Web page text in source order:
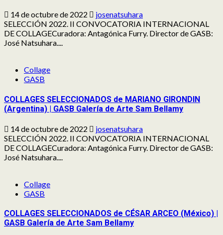
14 de octubre de 2022
josenatsuhara
SELECCIÓN 2022. II CONVOCATORIA INTERNACIONAL
DE COLLAGECuradora: Antagónica Furry. Director de GASB:
José Natsuhara....
Collage
GASB
COLLAGES SELECCIONADOS de MARIANO GIRONDIN
(Argentina) | GASB Galería de Arte Sam Bellamy
14 de octubre de 2022
josenatsuhara
SELECCIÓN 2022. II CONVOCATORIA INTERNACIONAL
DE COLLAGECuradora: Antagónica Furry. Director de GASB:
José Natsuhara....
Collage
GASB
COLLAGES SELECCIONADOS de CÉSAR ARCEO (México) |
GASB Galería de Arte Sam Bellamy